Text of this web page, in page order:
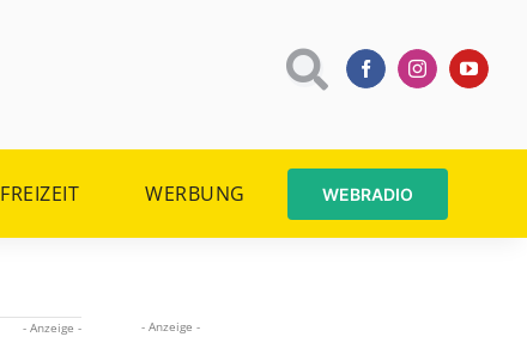
FREIZEIT WERBUNG WEBRADIO
- Anzeige -
- Anzeige -